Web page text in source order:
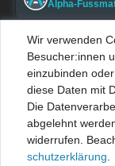
Alpha-
Maßgefertigte
Alpha-
Wir verwenden
Besucher:innen
einzubinden
diese Daten mit
Die
abgelehnt
widerrufen.
schutz­erklärung